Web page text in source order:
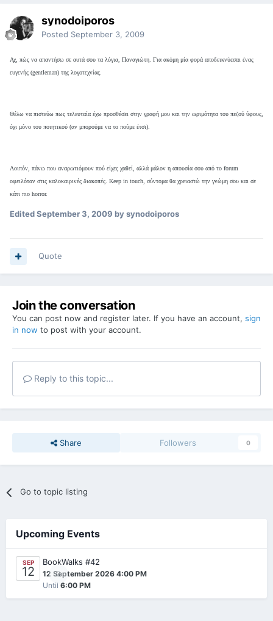
synodoiporos
Posted September 3, 2009
Αχ, πώς να απαντήσω σε αυτά σου τα λόγια, Παναγιώτη. Για ακόμη μία φορά αποδεικνύεσαι ένας
ευγενής (gentleman) της λογοτεχνίας.
Θέλω να πιστεύω πως τελευταία έχω προσθέσει στην γραφή μου και την ωριμότητα του πεζού ύφους,
όχι μόνο του ποιητικού (αν μπορούμε να το πούμε έτσι).
Λοιπόν, πάνω που αναρωτιόμουν πού είχες χαθεί, αλλά μάλον η απουσία σου από το forum
οφειλόταν στις καλοκαιρινές διακοπές. Keep in touch, σύντομα θα χρειαστώ την γνώμη σου και σε
κάτι πιο horror.
EditedSeptember 3, 2009 by synodoiporos
Quote
Join the conversation
You can post now and register later. If you have an account, sign
in now to post with your account.
Reply to this topic...
Share Followers 0
Go to topic listing
Upcoming Events
SEP
12 0
BookWalks #42
12 September 2026 4:00 PM
Until 6:00 PM